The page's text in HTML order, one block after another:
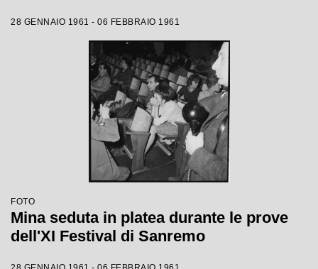
28 GENNAIO 1961 - 06 FEBBRAIO 1961
FOTO
Mina seduta in platea durante le prove
dell'XI Festival di Sanremo